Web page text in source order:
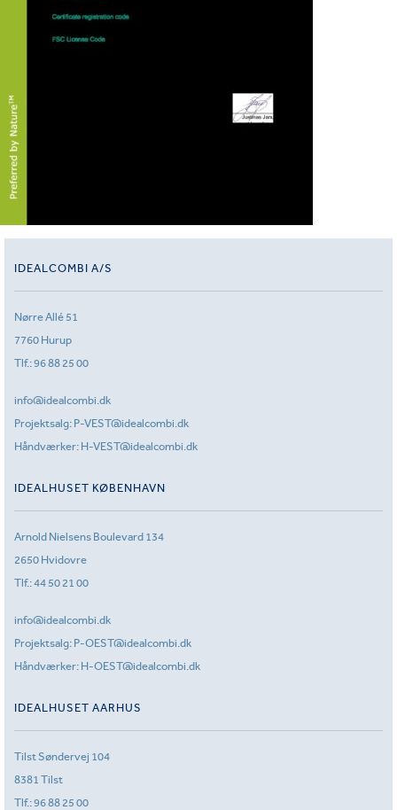
IDEALCOMBI A/S
Nørre Allé 51
7760 Hurup
Tlf.:96 88 25 00
info@idealcombi.dk
Projektsalg: P-VEST@idealcombi.dk
Håndværker: H-VEST@idealcombi.dk
IDEALHUSET KØBENHAVN
Arnold Nielsens Boulevard 134
2650 Hvidovre
Tlf.:44 50 21 00
info@idealcombi.dk
Projektsalg: P-OEST@idealcombi.dk
Håndværker: H-OEST@idealcombi.dk
IDEALHUSET AARHUS
Tilst Søndervej 104
8381 Tilst
Tlf.:96 88 25 00